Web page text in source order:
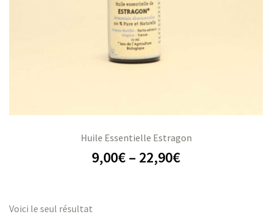
Huile Essentielle Estragon
9,00€– 22,90€
Voici le seul résultat